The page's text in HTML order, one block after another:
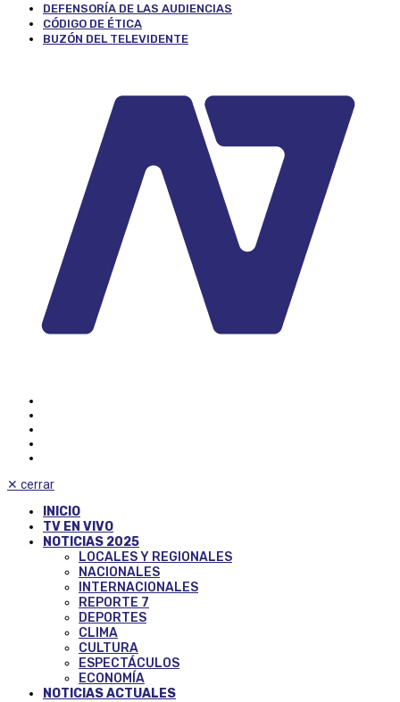
DEFENSORÍA DE LAS AUDIENCIAS
CÓDIGO DE ÉTICA
BUZÓN DEL TELEVIDENTE
✕ cerrar
INICIO
TV EN VIVO
NOTICIAS 2025
LOCALES Y REGIONALES
NACIONALES
INTERNACIONALES
REPORTE 7
DEPORTES
CLIMA
CULTURA
ESPECTÁCULOS
ECONOMÍA
NOTICIAS ACTUALES